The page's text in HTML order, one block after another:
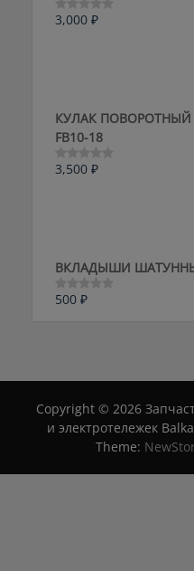
Оценка
3,000 ₽
КУЛАК ПОВОРОТНЫЙ
FB10-18
Оценка
3,500 ₽
ВКЛАДЫШИ ШАТУННЬЕ
Оценка
500 ₽
Copyright © 2026
и электротележек
Theme: